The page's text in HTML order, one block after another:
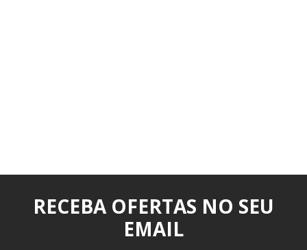
RECEBA OFERTAS NO SEU
EMAIL